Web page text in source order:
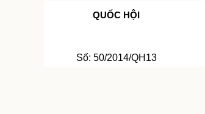
QUỐC HỘI
Số: 50/2014/QH13